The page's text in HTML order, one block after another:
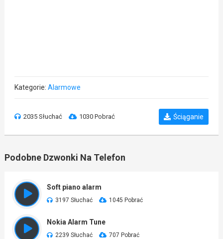
Kategorie: Alarmowe
2035 Słuchać 1030 Pobrać Ściąganie
Podobne Dzwonki Na Telefon
Soft piano alarm
3197 Słuchać 1045 Pobrać
Nokia Alarm Tune
2239 Słuchać 707 Pobrać